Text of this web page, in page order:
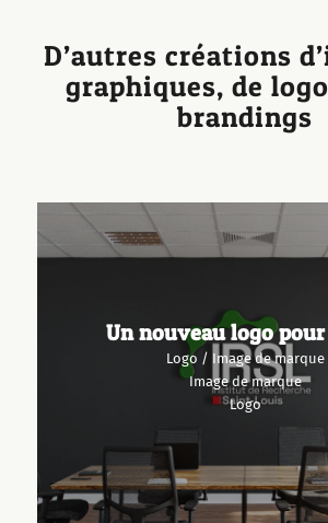
D’autres créations
graphiques, de
brandings
Un nouveau logo pour
Logo / Image de marque
Image de marque
Logo